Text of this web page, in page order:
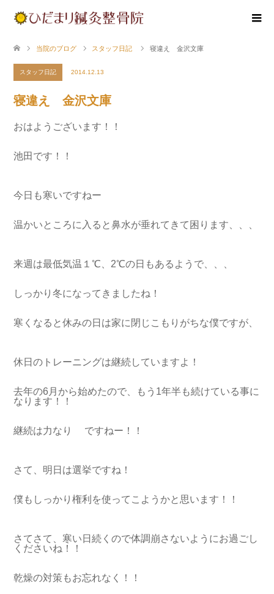
当院のブログ スタッフ日記 寝違え 金沢文庫
スタッフ日記 2014.12.13
寝違え 金沢文庫
おはようございます！！
池田です！！
今日も寒いですねー
温かいところに入ると鼻水が垂れてきて困ります、、、
来週は最低気温１℃、2℃の日もあるようで、、、
しっかり冬になってきましたね！
寒くなると休みの日は家に閉じこもりがちな僕ですが、
休日のトレーニングは継続していますよ！
去年の6月から始めたので、もう1年半も続けている事に
なります！！
継続は力なり ですねー！！
さて、明日は選挙ですね！
僕もしっかり権利を使ってこようかと思います！！
さてさて、寒い日続くので体調崩さないようにお過ごし
くださいね！！
乾燥の対策もお忘れなく！！